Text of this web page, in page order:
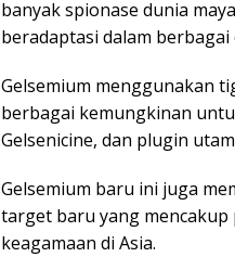
banyak spionase dunia
beradaptasi dalam berbagai
Gelsemium menggunakan
berbagai kemungkinan
Gelsenicine, dan plugin
Gelsemium baru ini juga
target baru yang
keagamaan di Asia.